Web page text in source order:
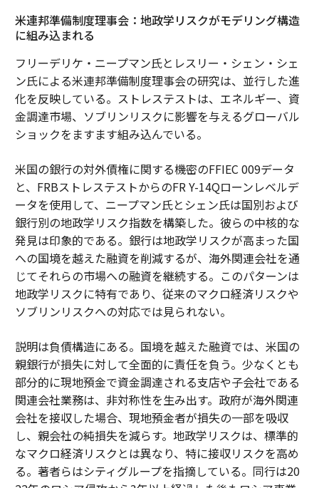
米連邦準備制度理事会：地政学リスクがモデリング構造
に組み込まれる
フリーデリケ・ニープマン氏とレスリー・シェン・シェ
ン氏による米連邦準備制度理事会の研究は、並行した進
化を反映している。ストレステストは、エネルギー、資
金調達市場、ソブリンリスクに影響を与えるグローバル
ショックをますます組み込んでいる。
米国の銀行の対外債権に関する機密のFFIEC 009データ
と、FRBストレステストからのFR Y-14Qローンレベルデ
ータを使用して、ニープマン氏とシェン氏は国別および
銀行別の地政学リスク指数を構築した。彼らの中核的な
発見は印象的である。銀行は地政学リスクが高まった国
への国境を越えた融資を削減するが、海外関連会社を通
じてそれらの市場への融資を継続する。このパターンは
地政学リスクに特有であり、従来のマクロ経済リスクや
ソブリンリスクへの対応では見られない。
説明は負債構造にある。国境を越えた融資では、米国の
親銀行が損失に対して全面的に責任を負う。少なくとも
部分的に現地預金で資金調達される支店や子会社である
関連会社業務は、非対称性を生み出す。政府が海外関連
会社を接収した場合、現地預金者が損失の一部を吸収
し、親会社の純損失を減らす。地政学リスクは、標準的
なマクロ経済リスクとは異なり、特に接収リスクを高め
る。著者らはシティグループを指摘している。同行は20